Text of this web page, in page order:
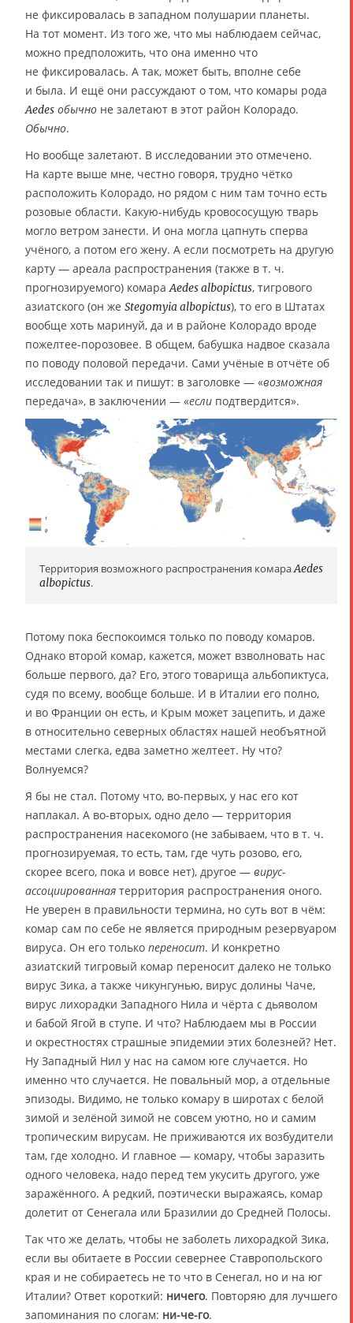
не фиксировалась в западном полушарии планеты.
На тот момент. Из того же, что мы наблюдаем сейчас,
можно предположить, что она именно что
не фиксировалась. А так, может быть, вполне себе
и была. И ещё они рассуждают о том, что комары рода
Aedes обычно не залетают в этот район Колорадо.
Обычно.
Но вообще залетают. В исследовании это отмечено.
На карте выше мне, честно говоря, трудно чётко
расположить Колорадо, но рядом с ним там точно есть
розовые области. Какую-нибудь кровососущую тварь
могло ветром занести. И она могла цапнуть сперва
учёного, а потом его жену. А если посмотреть на другую
карту — ареала распространения (также в т. ч.
прогнозируемого) комараAedes albopictus, тигрового
азиатского (он же Stegomyia albopictus), то его в Штатах
вообще хоть маринуй, да и в районе Колорадо вроде
пожелтее-порозовее. В общем, бабушка надвое сказала
по поводу половой передачи. Сами учёные в отчёте об
исследовании так и пишут: в заголовке — «возможная
передача», в заключении — «если подтвердится».
Территория возможного распространения комараAedes
albopictus.
Потому пока беспокоимся только по поводу комаров.
Однако второй комар, кажется, может взволновать нас
больше первого, да? Его, этого товарища альбопиктуса,
судя по всему, вообще больше. И в Италии его полно,
и во Франции он есть, и Крым может зацепить, и даже
в относительно северных областях нашей необъятной
местами слегка, едва заметно желтеет. Ну что?
Волнуемся?
Я бы не стал. Потому что, во-первых, у нас его кот
наплакал. А во-вторых, одно дело — территория
распространения насекомого (не забываем, что в т. ч.
прогнозируемая, то есть, там, где чуть розово, его,
скорее всего, пока и вовсе нет), другое — вирус-
ассоциированная территория распространения оного.
Не уверен в правильности термина, но суть вот в чём:
комар сам по себе не является природным резервуаром
вируса. Он его только переносит. И конкретно
азиатский тигровый комар переносит далеко не только
вирус Зика, а также чикунгунью, вирус долины Чаче,
вирус лихорадки Западного Нила и чёрта с дьяволом
и бабой Ягой в ступе. И что? Наблюдаем мы в России
и окрестностях страшные эпидемии этих болезней? Нет.
Ну Западный Нил у нас на самом юге случается. Но
именно что случается. Не повальный мор, а отдельные
эпизоды. Видимо, не только комару в широтах с белой
зимой и зелёной зимой не совсем уютно, но и самим
тропическим вирусам. Не приживаются их возбудители
там, где холодно. И главное — комару, чтобы заразить
одного человека, надо перед тем укусить другого, уже
заражённого. А редкий, поэтически выражаясь, комар
долетит от Сенегала или Бразилии до Средней Полосы.
Так что же делать, чтобы не заболеть лихорадкой Зика,
если вы обитаете в России севернее Ставропольского
края и не собираетесь не то что в Сенегал, но и на юг
Италии? Ответ короткий: ничего. Повторяю для лучшего
запоминания по слогам: ни-че-го.